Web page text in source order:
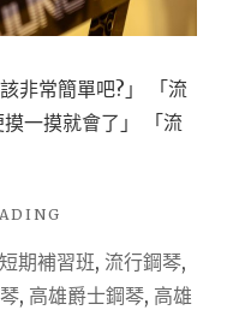
非常簡單吧?」 「流
一摸就會了」 「流
我
想
期補習班, 流行鋼琴,
, 高雄爵士鋼琴, 高雄